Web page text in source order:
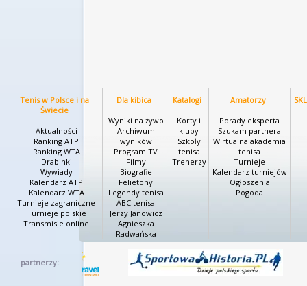
Tenis w Polsce i na
Świecie
Aktualności
Ranking ATP
Ranking WTA
Drabinki
Wywiady
Kalendarz ATP
Kalendarz WTA
Turnieje zagraniczne
Turnieje polskie
Transmisje online
Dla kibica
Wyniki na żywo
Archiwum
wyników
Program TV
Filmy
Biografie
Felietony
Legendy tenisa
ABC tenisa
Jerzy Janowicz
Agnieszka
Radwańska
Katalogi
Korty i
kluby
Szkoły
tenisa
Trenerzy
Amatorzy
Porady eksperta
Szukam partnera
Wirtualna akademia
tenisa
Turnieje
Kalendarz turniejów
Ogłoszenia
Pogoda
partnerzy: